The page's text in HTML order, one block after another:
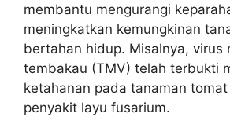
membantu mengurangi
meningkatkan kemungkinan
bertahan hidup. Misalnya, virus
tembakau (TMV) telah terbukti
ketahanan pada tanaman
penyakit layu fusarium.